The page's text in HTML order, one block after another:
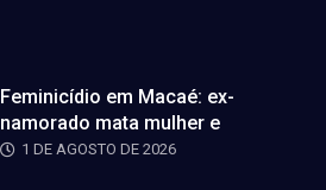
Feminicídio em Macaé: ex-
namorado mata mulher e
1 DE AGOSTO DE 2026